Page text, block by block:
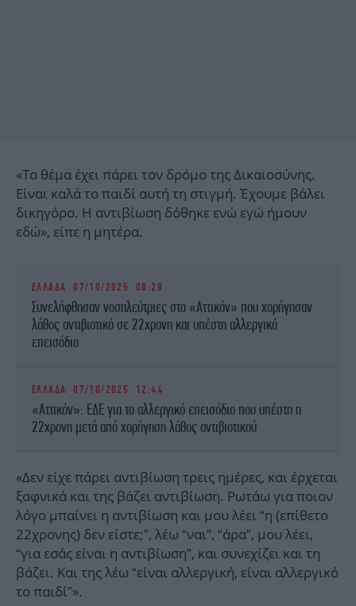
«Το θέμα έχει πάρει τον δρόμο της Δικαιοσύνης.
Είναι καλά το παιδί αυτή τη στιγμή. Έχουμε βάλει
δικηγόρο. Η αντιβίωση δόθηκε ενώ εγώ ήμουν
εδώ», είπε η μητέρα.
ΕΛΛΑΔΑ 07/10/2025 08:28
Συνελήφθησαν νοσηλεύτριες στο «Αττικόν» που χορήγησαν
λάθος αντιβιοτικό σε 22χρονη και υπέστη αλλεργικό
επεισόδιο
ΕΛΛΑΔΑ 07/10/2025 12:44
«Αττικόν»: ΕΔΕ για το αλλεργικό επεισόδιο που υπέστη η
22χρονη μετά από χορήγηση λάθος αντιβιοτικού
«Δεν είχε πάρει αντιβίωση τρεις ημέρες, και έρχεται
ξαφνικά και της βάζει αντιβίωση. Ρωτάω για ποιον
λόγο μπαίνει η αντιβίωση και μου λέει “η (επίθετο
22χρονης) δεν είστε;”, λέω “ναι”, “άρα”, μου λέει,
“για εσάς είναι η αντιβίωση”, και συνεχίζει και τη
βάζει. Και της λέω “είναι αλλεργική, είναι αλλεργικό
το παιδί”».